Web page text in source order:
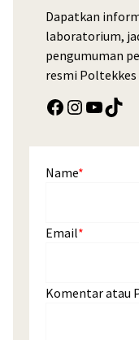
Dapatkan
laboratorium,
pengumuman
resmi Poltekkes
Facebook
Instagram
Name*
Email*
Komentar atau